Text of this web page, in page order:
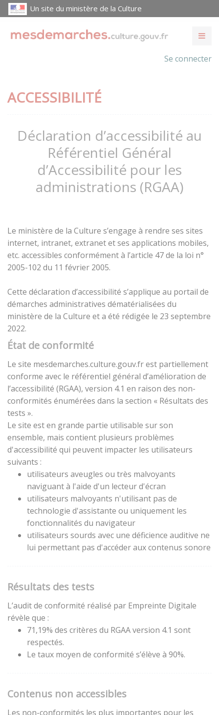
Un site du ministère de la Culture
Se connecter
ACCESSIBILITÉ
Déclaration d’accessibilité au
Référentiel Général
d’Accessibilité pour les
administrations (RGAA)
Le ministère de la Culture s’engage à rendre ses sites
internet, intranet, extranet et ses applications mobiles,
etc. accessibles conformément à l’article 47 de la loi n°
2005-102 du 11 février 2005.
Cette déclaration d’accessibilité s’applique au portail de
démarches administratives dématérialisées du
ministère de la Culture et a été rédigée le 23 septembre
2022.
État de conformité
Le site mesdemarches.culture.gouv.fr est partiellement
conforme avec le référentiel général d’amélioration de
l’accessibilité (RGAA), version 4.1 en raison des non-
conformités énumérées dans la section « Résultats des
tests ».
Le site est en grande partie utilisable sur son
ensemble, mais contient plusieurs problèmes
d'accessibilité qui peuvent impacter les utilisateurs
suivants :
utilisateurs aveugles ou très malvoyants
naviguant à l'aide d'un lecteur d'écran
utilisateurs malvoyants n'utilisant pas de
technologie d'assistante ou uniquement les
fonctionnalités du navigateur
utilisateurs sourds avec une déficience auditive ne
lui permettant pas d'accéder aux contenus sonore
Résultats des tests
L’audit de conformité réalisé par Empreinte Digitale
révèle que :
71,19% des critères du RGAA version 4.1 sont
respectés.
Le taux moyen de conformité s’élève à 90%.
Contenus non accessibles
Les non-conformités les plus importantes pour les